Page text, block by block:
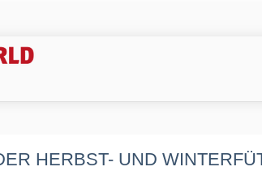
HERBST- UND